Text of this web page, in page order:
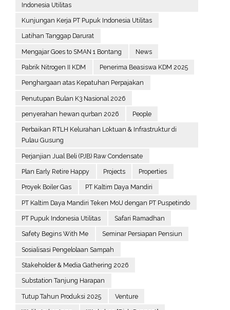
Indonesia Utilitas
Kunjungan Kerja PT Pupuk Indonesia Utilitas
Latihan Tanggap Darurat
Mengajar Goes to SMAN 1 Bontang News
Pabrik Nitrogen II KDM Penerima Beasiswa KDM 2025
Penghargaan atas Kepatuhan Perpajakan
Penutupan Bulan K3 Nasional 2026
penyerahan hewan qurban 2026 People
Perbaikan RTLH Kelurahan Loktuan & Infrastruktur di
Pulau Gusung
Perjanjian Jual Beli (PJB) Raw Condensate
Plan Early Retire Happy Projects Properties
Proyek Boiler Gas PT Kaltim Daya Mandiri
PT Kaltim Daya Mandiri Teken MoU dengan PT Puspetindo
PT Pupuk Indonesia Utilitas Safari Ramadhan
Safety Begins With Me Seminar Persiapan Pensiun
Sosialisasi Pengelolaan Sampah
Stakeholder & Media Gathering 2026
Substation Tanjung Harapan
Tutup Tahun Produksi 2025 Venture